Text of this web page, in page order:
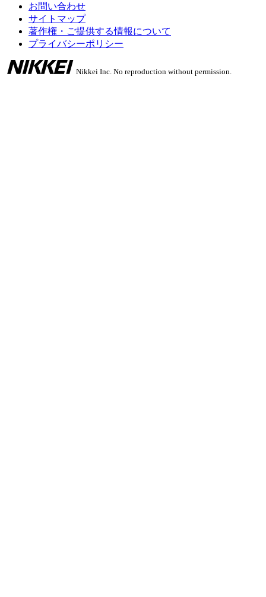
お問い合わせ
サイトマップ
著作権・ご提供する情報について
プライバシーポリシー
Nikkei Inc. No reproduction without permission.